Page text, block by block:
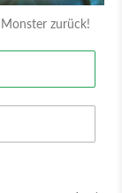
zurück!